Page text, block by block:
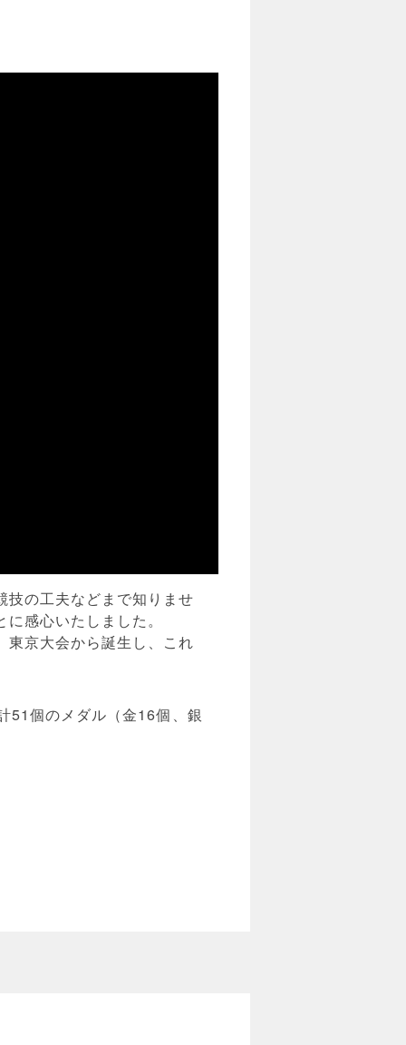
技の工夫などまで知りませ
感心いたしました。
東京大会から誕生し、これ
51個のメダル（金16個、銀